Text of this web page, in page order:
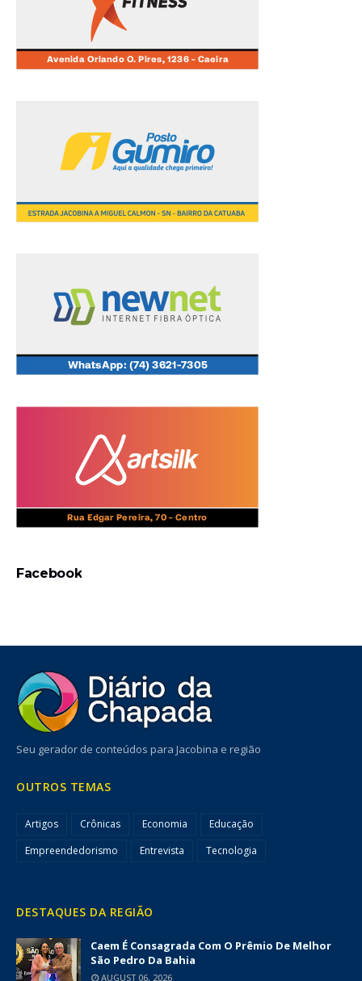
Facebook
Seu gerador de conteúdos para Jacobina e região
OUTROS TEMAS
Artigos Crônicas Economia
Educação
Empreendedorismo
Entrevista Tecnologia
DESTAQUES DA REGIÃO
Caem É Consagrada Com O Prêmio De Melhor
São Pedro Da Bahia
AUGUST 06, 2026